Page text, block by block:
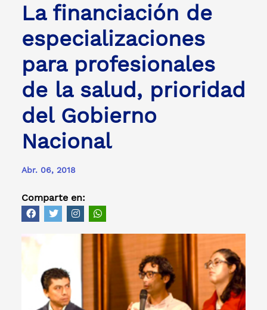
La financiación de
especializaciones
para profesionales
de la salud, prioridad
del Gobierno
Nacional
Abr. 06, 2018
Comparte en: